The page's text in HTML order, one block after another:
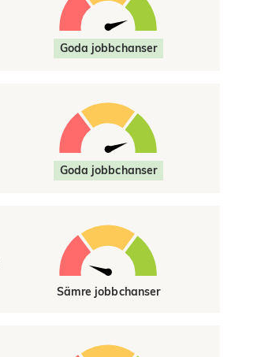
Goda jobbchanser
Goda jobbchanser
Sämre jobbchanser